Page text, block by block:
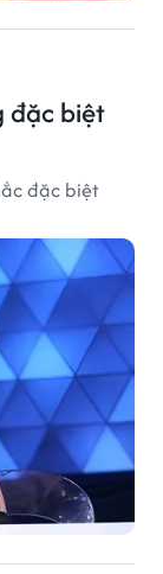
đặc biệt
đặc biệt